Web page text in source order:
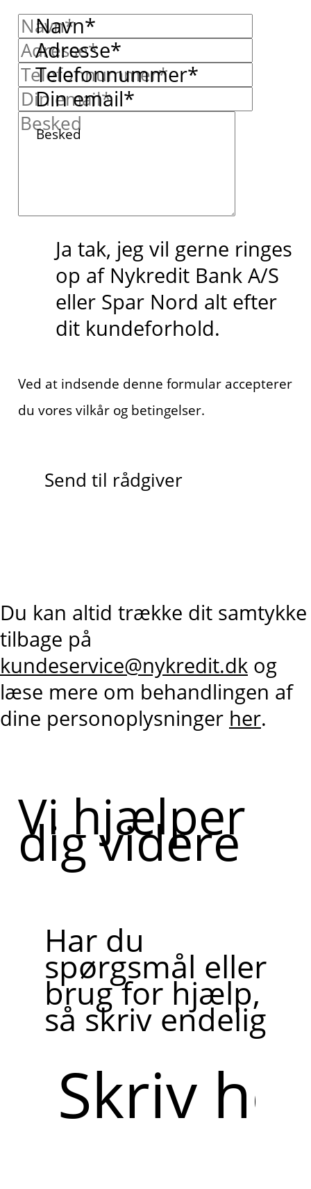
Navn*
Adresse*
Telefonnummer*
Din email*
Besked
Ja tak, jeg vil gerne ringes
op af Nykredit Bank A/S
eller Spar Nord alt efter
dit kundeforhold.
Ved at indsende denne formular accepterer
du vores vilkår og betingelser.
Send til rådgiver
Du kan altid trække dit samtykke
tilbage på
kundeservice@nykredit.dk og
læse mere om behandlingen af
dine personoplysninger her.
Vi hjælper
dig videre
Har du
spørgsmål eller
brug for hjælp,
så skriv endelig
her